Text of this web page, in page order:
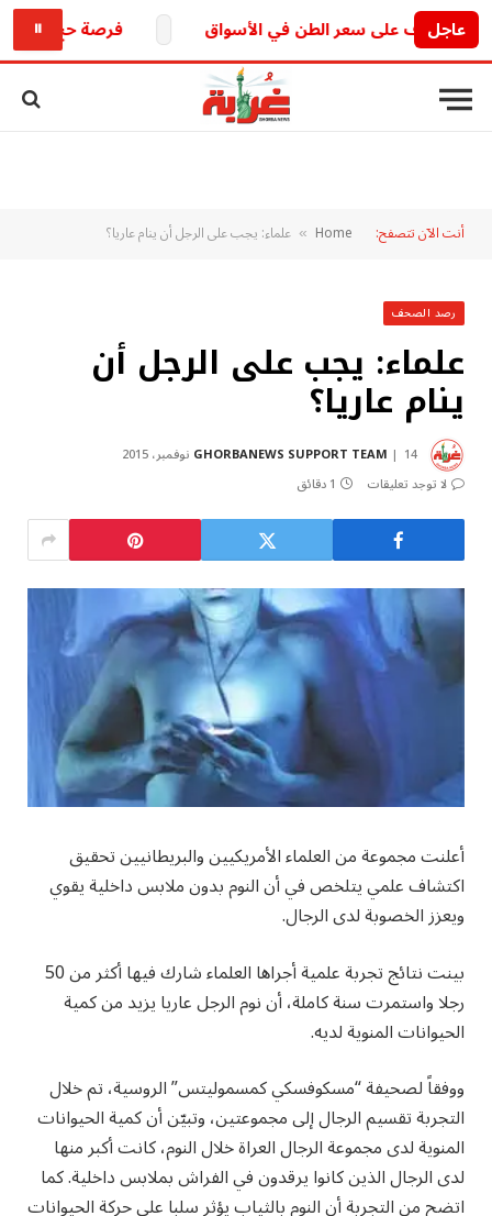
عاجل فرصة حج 2027 تبدأ رسمياً ووزارة الداخلية تكشف التفاصيل ⏸
أنت الآن تتصفح: Home
» علماء: يجب على الرجل أن ينام عاريا؟
رصد الصحف
علماء: يجب على الرجل أن
ينام عاريا؟
GHORBANEWS SUPPORT TEAM
14 نوفمبر، 2015
لا توجد تعليقات
1 دقائق
أعلنت مجموعة من العلماء الأمريكيين والبريطانيين تحقيق
اكتشاف علمي يتلخص في أن النوم بدون ملابس داخلية يقوي
ويعزز الخصوبة لدى الرجال.
بينت نتائج تجربة علمية أجراها العلماء شارك فيها أكثر من 50
رجلا واستمرت سنة كاملة، أن نوم الرجل عاريا يزيد من كمية
الحيوانات المنوية لديه.
ووفقاً لصحيفة “مسكوفسكي كمسموليتس” الروسية، تم خلال
التجربة تقسيم الرجال إلى مجموعتين، وتبيّن أن كمية الحيوانات
المنوية لدى مجموعة الرجال العراة خلال النوم، كانت أكبر منها
لدى الرجال الذين كانوا يرقدون في الفراش بملابس داخلية. كما
اتضح من التجربة أن النوم بالثياب يؤثر سلبا على حركة الحيوانات